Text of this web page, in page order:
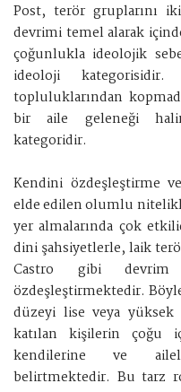
Post, terör gruplarını
devrimi temel alarak
çoğunlukla ideolojik
ideoloji
topluluklarından
bir aile geleneği
kategoridir.
Kendini özdeşleştirme
elde edilen olumlu
yer almalarında çok
dini şahsiyetlerle, laik
Castro gibi devrim
özdeşleştirmektedir.
düzeyi lise veya
katılan kişilerin çoğu
kendilerine ve
belirtmektedir. Bu tarz